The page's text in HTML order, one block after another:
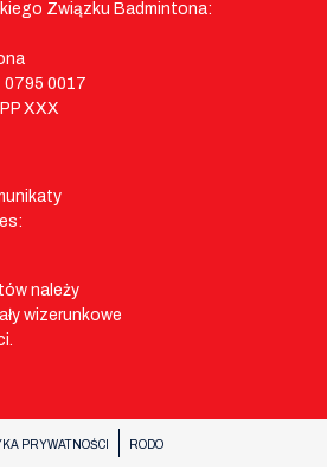
Związku Badmintona:
0795 0017
XXX
należy
wizerunkowe
PRYWATNOŚCI RODO